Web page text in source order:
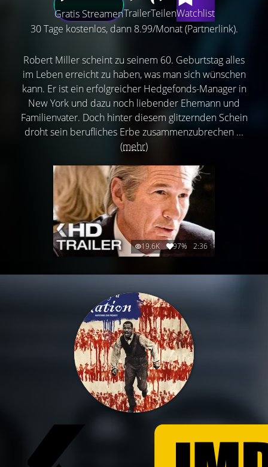
Gratis StreamenTrailerTeilenWatchlist
30 Tage kostenlos, dann 8.99/Monat (Partnerlink).
Robert Miller scheint zu seinem 60. Geburtstag alles
im Leben erreicht zu haben, was man sich wünschen
kann. Er ist ein erfolgreicher Hedgefonds-Manager in
New York und dazu noch liebender Ehemann und
Familienvater. Doch hinter diesem glitzernden Schein
droht sein berufliches Erbe zusammenzubrechen ...
(mehr)
19.6K 97% 2:36